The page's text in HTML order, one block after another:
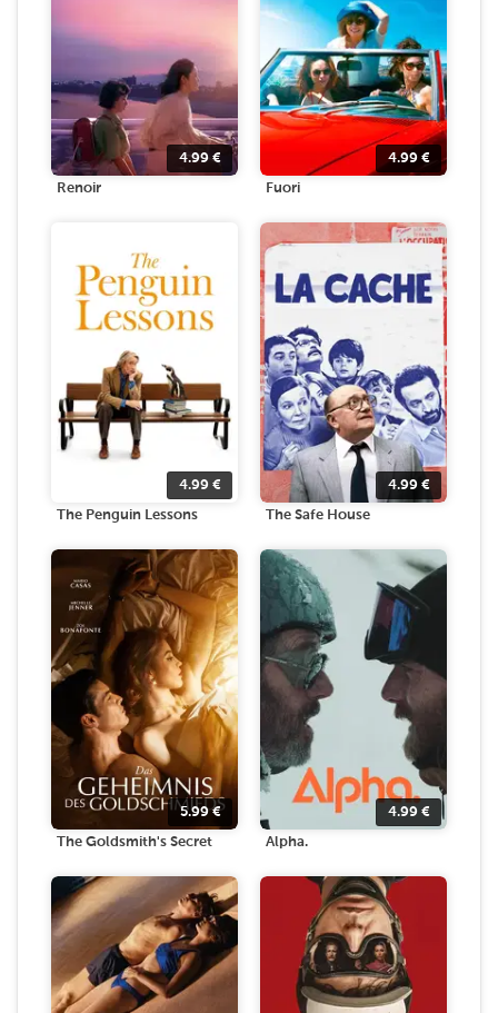
4.99 €
Renoir
4.99 €
Fuori
4.99 €
The Penguin Lessons
4.99 €
The Safe House
5.99€
The Goldsmith's Secret
4.99 €
Alpha.